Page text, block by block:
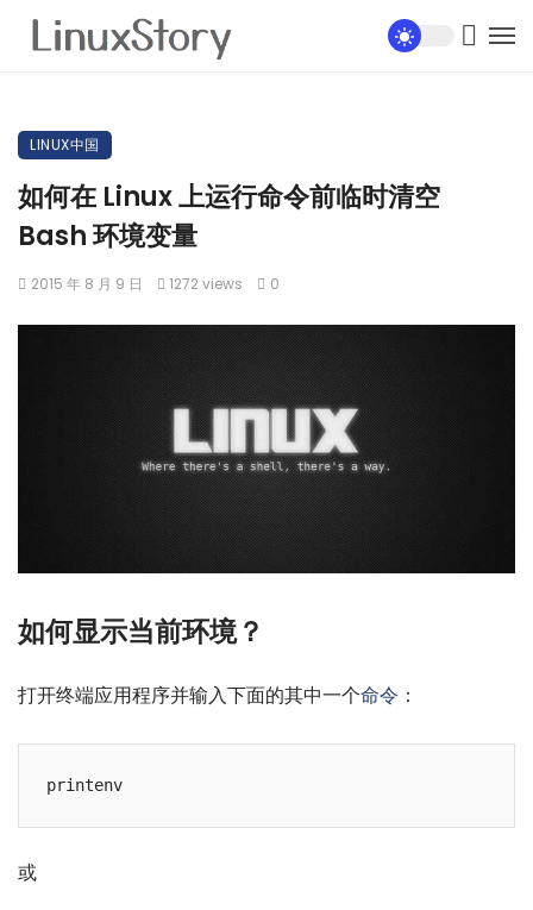
LINUX中国
如何在 Linux 上运行命令前临时清空
Bash 环境变量
2015 年 8 月 9 日 1272 views 0
如何显示当前环境？
打开终端应用程序并输入下面的其中一个命令 ：
或